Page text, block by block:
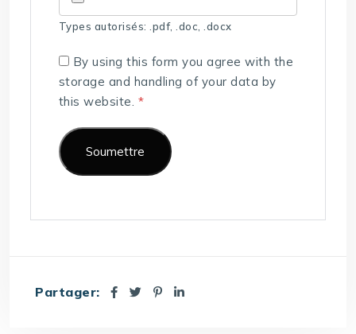
Types autorisés: .pdf, .doc, .docx
By using this form you agree with the
storage and handling of your data by
this website. *
Partager: